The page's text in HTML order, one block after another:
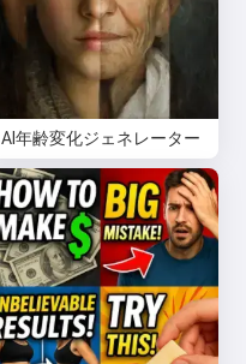
AI年齢変化ジェネレーター